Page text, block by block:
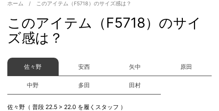
ホーム / このアイテム（F5718）のサイズ感は？
このアイテム（F5718）のサイ
ズ感は？
佐々野 安西 矢中 原田
中野 多田 田村
佐々野（ 普段 22.5 > 22.0 を履くスタッフ ）